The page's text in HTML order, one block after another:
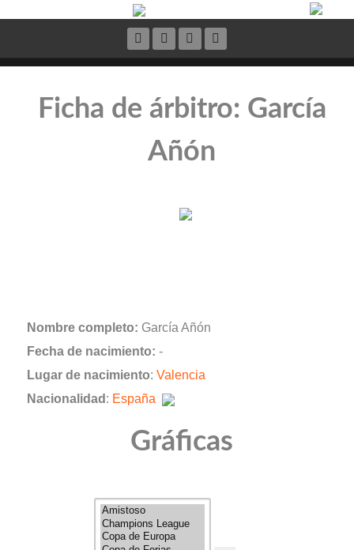
Ficha de árbitro: García
Añón
Nombre completo: García Añón
Fecha de nacimiento: -
Lugar de nacimiento: Valencia
Nacionalidad : España
Gráficas